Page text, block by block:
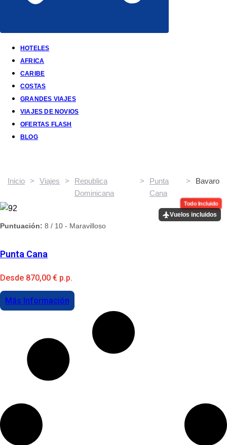
HOTELES
AFRICA
CARIBE
COSTAS
GRANDES VIAJES
VIAJES DE NOVIOS
OFERTAS FLASH
BLOG
Inicio > Viajes >
Republica
Dominicana
>
Punta
Cana
> Bavaro
Vuelos incluidos
Todo Incluido
Puntuación: 8 / 10 - Maravilloso
Punta Cana
Desde 870,00 € p.p.
Más Información